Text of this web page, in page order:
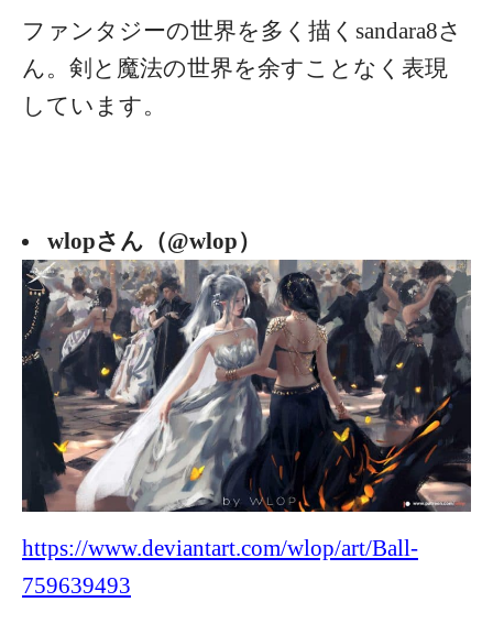
ファンタジーの世界を多く描くsandara8さ
ん。剣と魔法の世界を余すことなく表現
しています。
wlopさん（@wlop）
https://www.deviantart.com/wlop/art/Ball-
759639493